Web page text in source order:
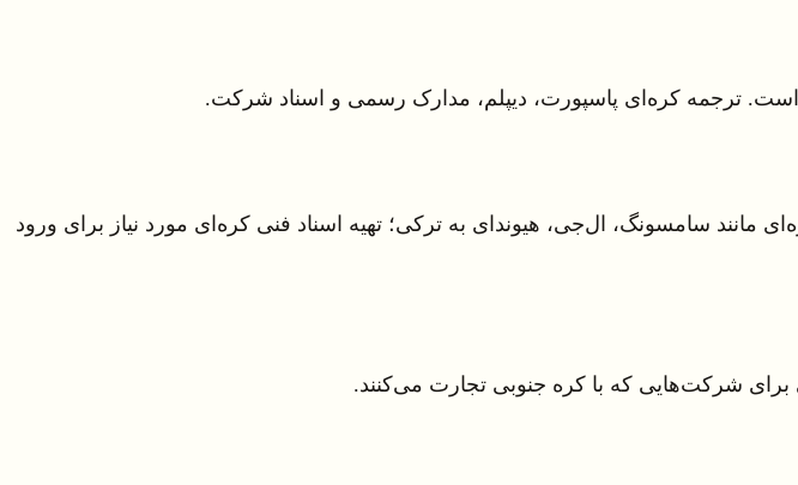
ترجمه کره‌ای پاسپورت، دیپلم، مدارک رسمی و اسناد شرکت.
مانند سامسونگ، ال‌جی، هیوندای به ترکی؛ تهیه اسناد فنی کره‌ای مورد نیاز برای ورود
برای شرکت‌هایی که با کره جنوبی تجارت می‌کنند.